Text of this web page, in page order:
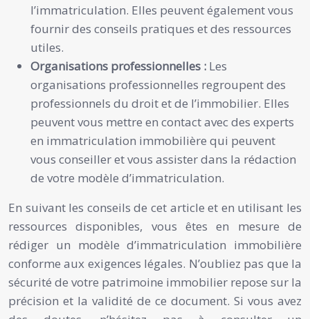
l’immatriculation. Elles peuvent également vous
fournir des conseils pratiques et des ressources
utiles.
Organisations professionnelles : Les
organisations professionnelles regroupent des
professionnels du droit et de l’immobilier. Elles
peuvent vous mettre en contact avec des experts
en immatriculation immobilière qui peuvent
vous conseiller et vous assister dans la rédaction
de votre modèle d’immatriculation.
En suivant les conseils de cet article et en utilisant les
ressources disponibles, vous êtes en mesure de
rédiger un modèle d’immatriculation immobilière
conforme aux exigences légales. N’oubliez pas que la
sécurité de votre patrimoine immobilier repose sur la
précision et la validité de ce document. Si vous avez